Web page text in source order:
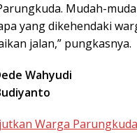
Mudah-
yang dikehendaki
jalan,” pungkasnya.
Wahyudi
Warga